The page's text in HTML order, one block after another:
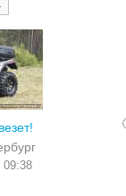
09:38